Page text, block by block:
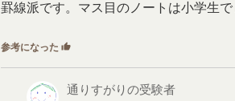
罫線派です。マス目のノートは小学生
参考になった thumb_up
通りすがりの受験者